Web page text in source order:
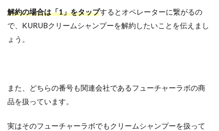
解約の場合は「1」をタップするとオペレーターに繋がるの
で、KURUBクリームシャンプーを解約したいことを伝えまし
ょう。
また、どちらの番号も関連会社であるフューチャーラボの商
品を扱っています。
実はそのフューチャーラボでもクリームシャンプーを扱って